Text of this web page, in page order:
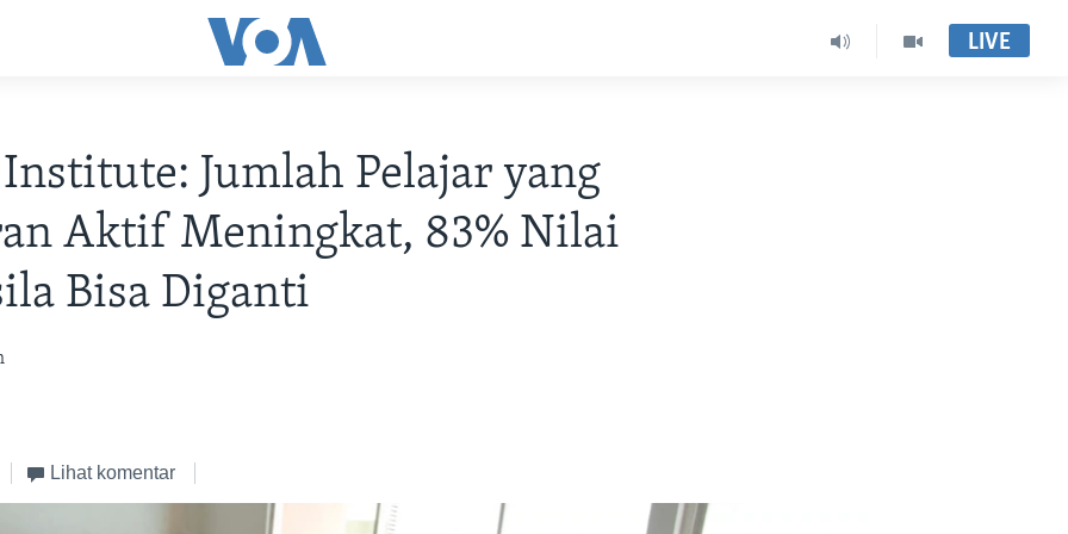
LIVE
Institute: Jumlah Pelajar yang
Aktif Meningkat, 83% Nilai
Bisa Diganti
Lihat komentar